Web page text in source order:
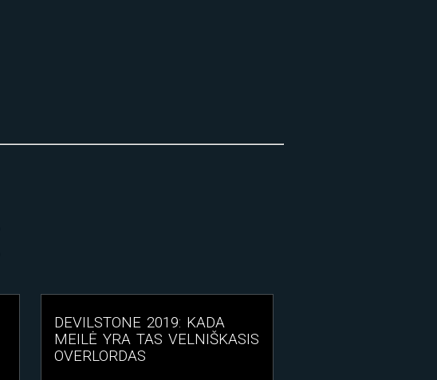
DEVILSTONE 2019: KADA
MEILĖ YRA TAS VELNIŠKASIS
OVERLORDAS